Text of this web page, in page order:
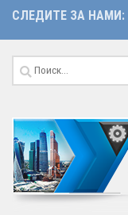
СЛЕДИТЕ ЗА НАМИ:
Найти: